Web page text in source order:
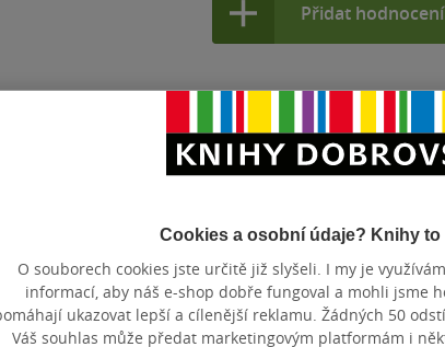
Přidat hodnocení
Cookies a osobní údaje? Knihy to
O souborech cookies jste určitě již slyšeli. I my je
informací, aby náš e-shop dobře fungoval a mohli jsme
ukazovat lepší a cílenější reklamu. Žádných 50
Váš souhlas může předat marketingovým platformám i